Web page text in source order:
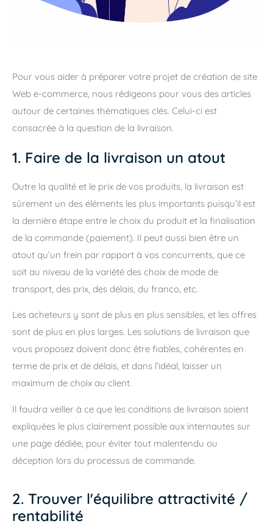
Pour vous aider à préparer votre projet de création de site
Web e-commerce, nous rédigeons pour vous des articles
autour de certaines thématiques clés. Celui-ci est
consacrée à la question de la livraison.
1. Faire de la livraison un atout
Outre la qualité et le prix de vos produits, la livraison est
sûrement un des éléments les plus importants puisqu’il est
la dernière étape entre le choix du produit et la finalisation
de la commande (paiement). Il peut aussi bien être un
atout qu’un frein par rapport à vos concurrents, que ce
soit au niveau de la variété des choix de mode de
transport, des prix, des délais, du franco, etc.
Les acheteurs y sont de plus en plus sensibles, et les offres
sont de plus en plus larges. Les solutions de livraison que
vous proposez doivent donc être fiables, cohérentes en
terme de prix et de délais, et dans l’idéal, laisser un
maximum de choix au client.
Il faudra veiller à ce que les conditions de livraison soient
expliquées le plus clairement possible aux internautes sur
une page dédiée, pour éviter tout malentendu ou
déception lors du processus de commande.
2. Trouver l'équilibre attractivité /
rentabilité